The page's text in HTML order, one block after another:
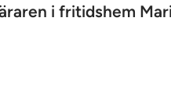
i fritidshem